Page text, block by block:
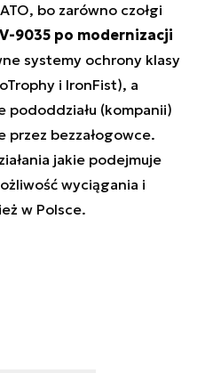
bo zarówno czołgi
9035 po modernizacji
systemy ochrony klasy
i IronFist), a
pododdziału (kompanii)
bezzałogowce.
jakie podejmuje
wyciągania i
w Polsce.